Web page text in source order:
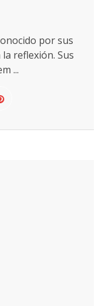
por sus
reflexión. Sus
...